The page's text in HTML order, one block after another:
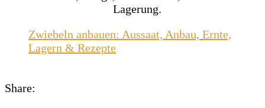
Zwiebeln anbauen: Aussaat, Anbau, Ernte,
Lagern & Rezepte
Share: